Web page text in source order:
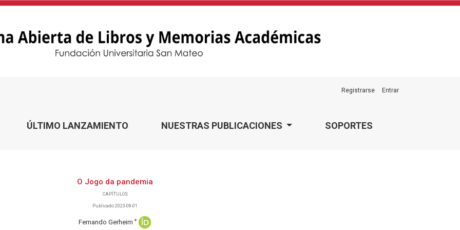
ÚLTIMO LANZAMIENTO NUESTRAS PUBLICACIONES SOPORTES
Registrarse Entrar
O Jogo da pandemia
CAPÍTULOS
Publicado 2023-08-01
Fernando Gerheim +